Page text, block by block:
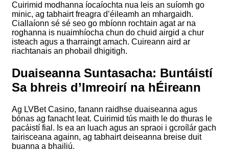
Cuirimid modhanna íocaíochta nua leis an suíomh go
minic, ag tabhairt freagra d’éileamh an mhargaidh.
Ciallaíonn sé sé seo go mbíonn rochtain agat ar na
roghanna is nuaimhíocha chun do chuid airgid a chur
isteach agus a tharraingt amach. Cuireann aird ar
riachtanais an phobail dhigitigh.
Duaiseanna Suntasacha: Buntáistí
Sa bhreis d’Imreoirí na hÉireann
Ag LVBet Casino, fanann raidhse duaiseanna agus
bónas ag fanacht leat. Cuirimid tús maith le do thuras le
pacáistí fial. Is ea an luach agus an spraoi i gcroílár gach
tairisceana againn, ag tabhairt deiseanna breise duit
buanna a bhailiú.